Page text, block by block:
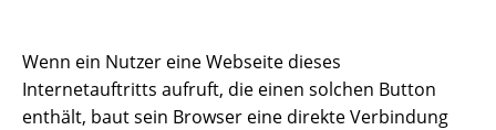
Wenn ein Nutzer eine Webseite dieses
Internetauftritts aufruft, die einen solchen Button
enthält, baut sein Browser eine direkte Verbindung